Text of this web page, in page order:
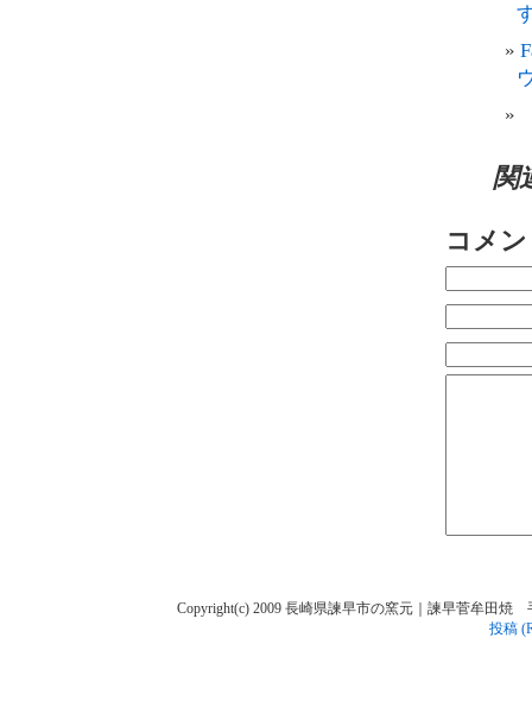
関
コメ
Copyright(c) 2009 長崎県諫早市の窯元｜諫早菅牟田焼
投稿